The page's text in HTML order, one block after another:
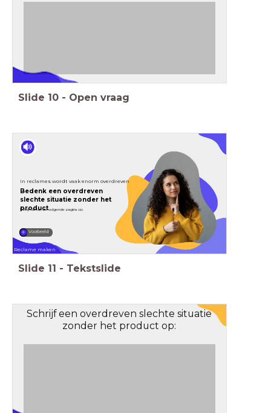
Slide 10 - Open vraag
Bedenk een overdreven
slechte situatie zonder het
product
Schrijf dit op de volgende pagina op.
Reclame maken
Voorbeeld
In reclames wordt vaak enorm overdreven
Slide 11 - Tekstslide
Schrijf een overdreven slechte situatie
zonder het product op: